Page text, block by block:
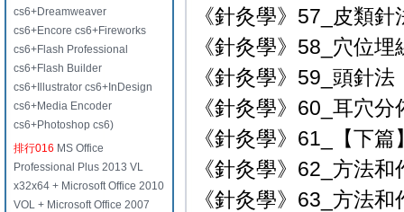
cs6+Dreamweaver
cs6+Encore cs6+Fireworks
cs6+Flash Professional
cs6+Flash Builder
cs6+Illustrator cs6+InDesign
cs6+Media Encoder
cs6+Photoshop cs6)
排行016 MS Office
Professional Plus 2013 VL
x32x64 + Microsoft Office 2010
VOL + Microsoft Office 2007
《針灸學》57_皮類
《針灸學》58_穴位
《針灸學》59_頭針
《針灸學》60_耳穴
《針灸學》61_【下
《針灸學》62_方法
《針灸學》63_方法